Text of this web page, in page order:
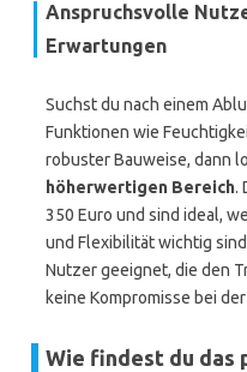
Anspruchsvolle
Erwartungen
Suchst du nach einem
Funktionen wie
robuster Bauweise, dann
höherwertigen Bereich.
350 Euro und sind ideal,
und Flexibilität wichtig
Nutzer geeignet, die den
keine Kompromisse bei
Wie findest du das